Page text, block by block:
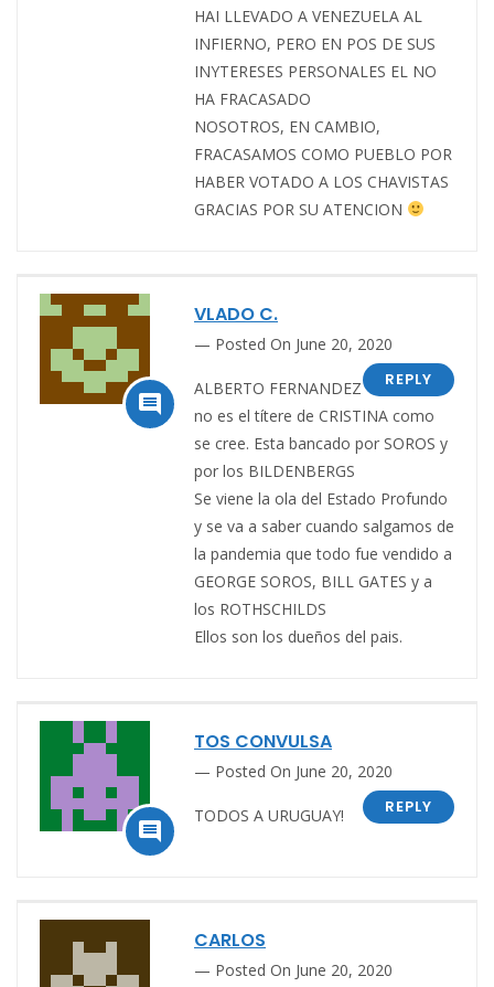
HAI LLEVADO A VENEZUELA AL
INFIERNO, PERO EN POS DE SUS
INYTERESES PERSONALES EL NO
HA FRACASADO
NOSOTROS, EN CAMBIO,
FRACASAMOS COMO PUEBLO POR
HABER VOTADO A LOS CHAVISTAS
GRACIAS POR SU ATENCION

VLADO C.
Posted On June 20, 2020
REPLY
ALBERTO FERNANDEZ
no es el títere de CRISTINA como
se cree. Esta bancado por SOROS y
por los BILDENBERGS
Se viene la ola del Estado Profundo
y se va a saber cuando salgamos de
la pandemia que todo fue vendido a
GEORGE SOROS, BILL GATES y a
los ROTHSCHILDS
Ellos son los dueños del pais.

TOS CONVULSA
Posted On June 20, 2020
REPLY
TODOS A URUGUAY!
CARLOS
Posted On June 20, 2020